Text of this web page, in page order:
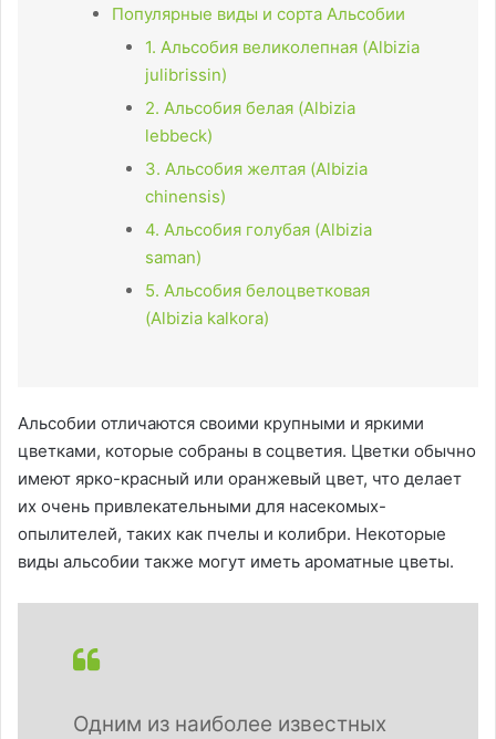
Популярные виды и сорта Альсобии
1. Альсобия великолепная (Albizia
julibrissin)
2. Альсобия белая (Albizia
lebbeck)
3. Альсобия желтая (Albizia
chinensis)
4. Альсобия голубая (Albizia
saman)
5. Альсобия белоцветковая
(Albizia kalkora)
Альсобии отличаются своими крупными и яркими
цветками, которые собраны в соцветия. Цветки обычно
имеют ярко-красный или оранжевый цвет, что делает
их очень привлекательными для насекомых-
опылителей, таких как пчелы и колибри. Некоторые
виды альсобии также могут иметь ароматные цветы.
Одним из наиболее известных